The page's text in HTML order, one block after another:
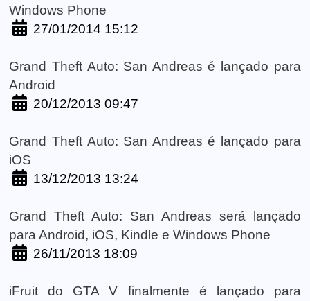
Windows Phone
27/01/2014 15:12
Grand Theft Auto: San Andreas é lançado para
Android
20/12/2013 09:47
Grand Theft Auto: San Andreas é lançado para
iOS
13/12/2013 13:24
Grand Theft Auto: San Andreas será lançado
para Android, iOS, Kindle e Windows Phone
26/11/2013 18:09
iFruit do GTA V finalmente é lançado para